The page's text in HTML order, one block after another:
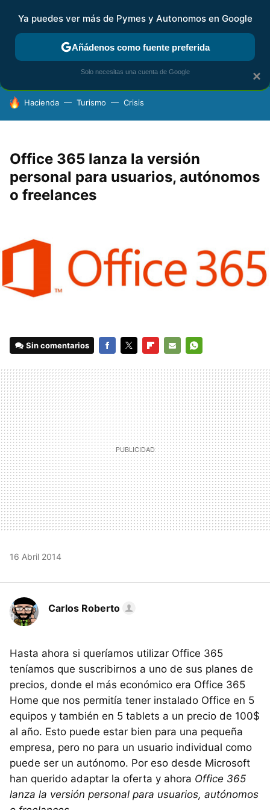
FISCALIDAD Y CONTABILIDAD KIT DIGITAL RENTA
HOY SE HABLA DE
Hacienda Turismo Crisis
Office 365 lanza la versión
personal para usuarios, autónomos
o freelances
Sin comentarios
MAIL
16 Abril 2014
Carlos Roberto
Hasta ahora si queríamos utilizar Office 365
teníamos que suscribirnos a uno de sus planes de
precios, donde el más económico era Office 365
Home que nos permitía tener instalado Office en 5
equipos y también en 5 tablets a un precio de 100$
al año. Esto puede estar bien para una pequeña
empresa, pero no para un usuario individual como
puede ser un autónomo. Por eso desde Microsoft
han querido adaptar la oferta y ahora Office 365
lanza la versión personal para usuarios, autónomos
×
Ya puedes ver más de Pymes y Autonomos en Google
Añádenos como fuente preferida
Solo necesitas una cuenta de Google